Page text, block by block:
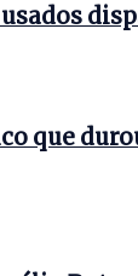
que